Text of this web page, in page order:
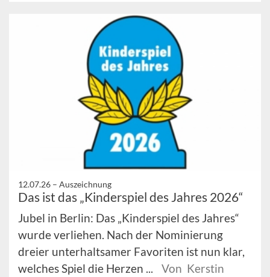
12.07.26 – Auszeichnung
Das ist das „Kinderspiel des Jahres 2026“
Jubel in Berlin: Das „Kinderspiel des Jahres“
wurde verliehen. Nach der Nominierung
dreier unterhaltsamer Favoriten ist nun klar,
welches Spiel die Herzen ...
Von Kerstin